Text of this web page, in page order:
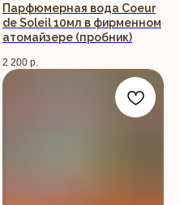
Парфюмерная вода Coeur
de Soleil 10мл в фирменном
атомайзере (пробник)
2 200 р.